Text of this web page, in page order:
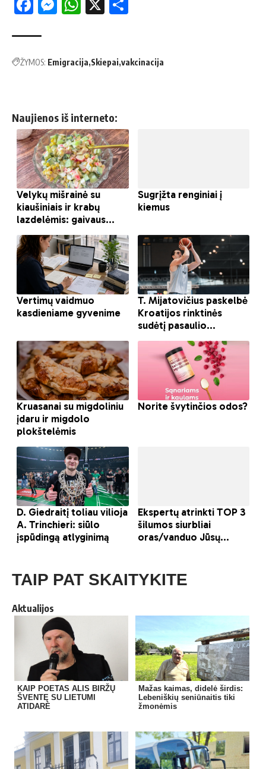
Facebook
Messenger
WhatsApp
X
ŽYMOS: Emigracija Skiepai vakcinacija
Naujienos iš interneto:
TAIP PAT SKAITYKITE
Aktualijos
KAIP POETAS ALIS BIRŽŲ
ŠVENTĘ SU LIETUMI
ATIDARĖ
Mažas kaimas, didelė širdis:
Lebeniškių seniūnaitis tiki
žmonėmis